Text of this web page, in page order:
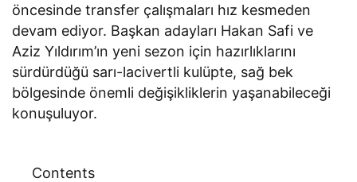
öncesinde transfer çalışmaları hız kesmeden
devam ediyor. Başkan adayları Hakan Safi ve
Aziz Yıldırım’ın yeni sezon için hazırlıklarını
sürdürdüğü sarı-lacivertli kulüpte, sağ bek
bölgesinde önemli değişikliklerin yaşanabileceği
konuşuluyor.
Contents